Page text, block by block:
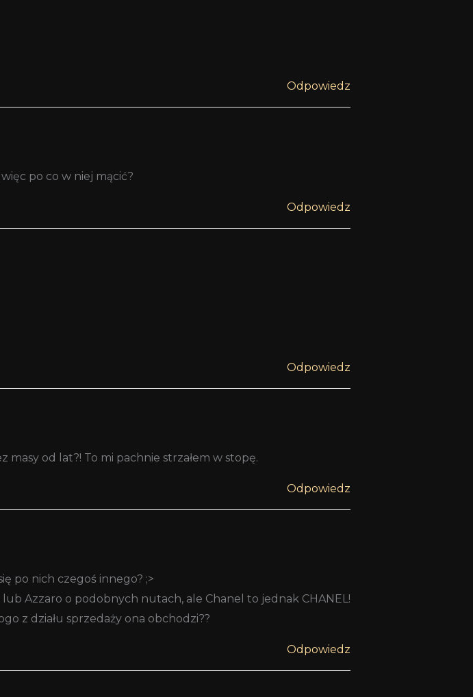
Odpowiedz
po co w niej mącić?
Odpowiedz
Odpowiedz
masy od lat?! To mi pachnie strzałem w stopę.
Odpowiedz
po nich czegoś innego? ;>
Azzaro o podobnych nutach, ale Chanel to jednak CHANEL!
z działu sprzedaży ona obchodzi??
Odpowiedz